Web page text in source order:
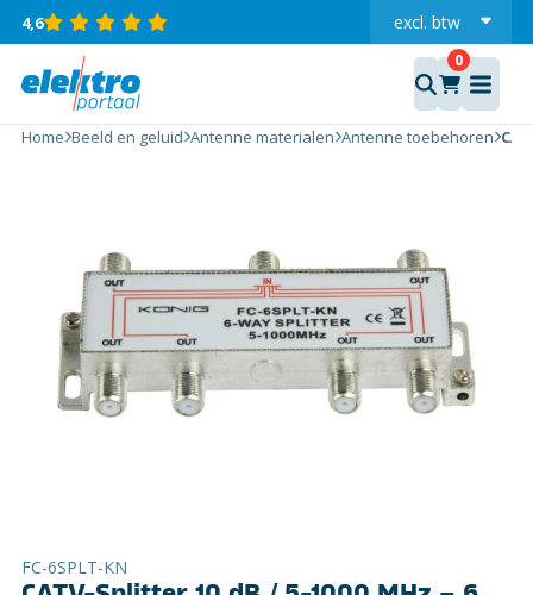
4,6 excl. btw
incl.
Home Beeld en geluid Antenne materialen Antenne toebehoren
FC-6SPLT-KN
CATV-
Splitter 10
dB / 5-
1000 MHz